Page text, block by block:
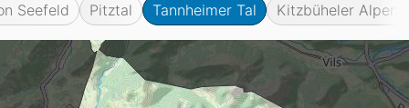
Seefeld Pitztal Tannheimer Tal Kitzbüheler Alpen